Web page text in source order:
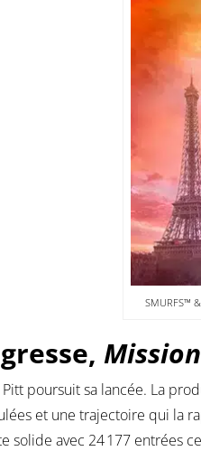
SMURFS™
Pitt poursuit sa lancée. La
et une trajectoire qui la
solide avec 24 177 entrées